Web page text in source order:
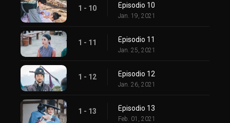
1 - 10 Episodio 10
Jan. 19, 2021
1 - 11 Episodio 11
Jan. 25, 2021
1 - 12 Episodio 12
Jan. 26, 2021
1 - 13 Episodio 13
Feb. 01, 2021